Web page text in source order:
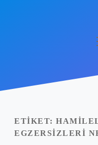
Yasal Uyarı
ETIKET:
EGZERSIZLERI